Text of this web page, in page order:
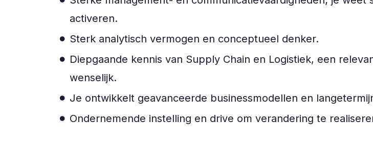
activeren.
Sterk analytisch vermogen en conceptueel denker.
Diepgaande kennis van Supply Chain en Logistiek, een
wenselijk.
Je ontwikkelt geavanceerde businessmodellen en
Ondernemende instelling en drive om verandering te